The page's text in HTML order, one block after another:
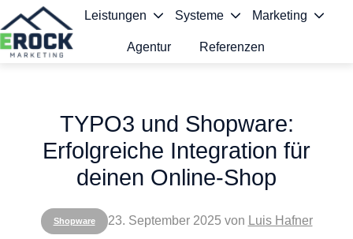
Leistungen Systeme Marketing
Agentur Referenzen
Shopware
TYPO3 und Shopware:
Erfolgreiche Integration für
deinen Online-Shop
23. September 2025 von Luis Hafner